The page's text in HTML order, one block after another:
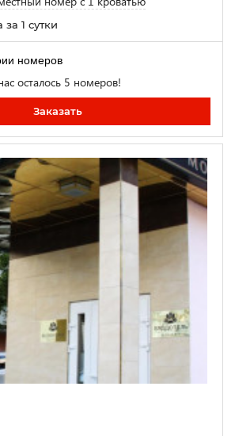
за 1 сутки
номеров
осталось 5 номеров!
Заказать